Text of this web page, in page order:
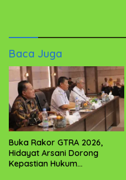
Baca Juga
Buka Rakor GTRA 2026,
Hidayat Arsani Dorong
Kepastian Hukum